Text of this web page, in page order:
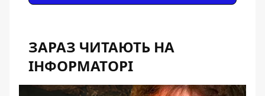
ЗАРАЗ ЧИТАЮТЬ НА
ІНФОРМАТОРІ